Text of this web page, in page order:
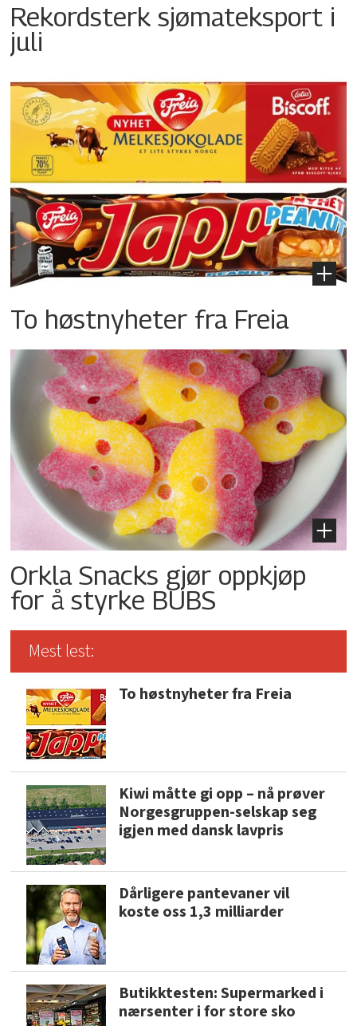
Rekordsterk sjømateksport i
juli
To høstnyheter fra Freia
Orkla Snacks gjør oppkjøp
for å styrke BUBS
Mest lest:
To høstnyheter fra Freia
Kiwi måtte gi opp – nå prøver
Norgesgruppen-selskap seg
igjen med dansk lavpris
Dårligere pantevaner vil
koste oss 1,3 milliarder
Butikktesten: Supermarked i
nærsenter i for store sko